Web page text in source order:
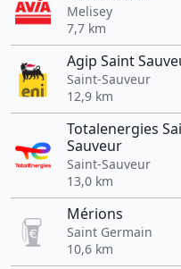
Melisey
7,7 km
Agip Saint
Saint-Sauveur
12,9 km
Totalenergies
Sauveur
Saint-Sauveur
13,0 km
Mérions
Saint Germain
10,6 km